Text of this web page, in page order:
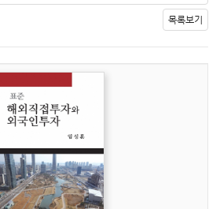
목록보기